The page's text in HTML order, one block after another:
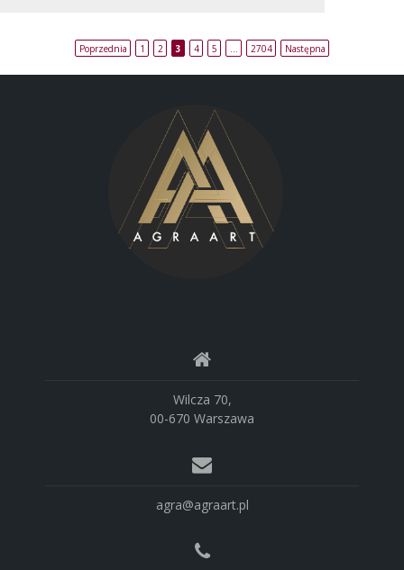
Poprzednia 1 2 3 4 5 2704 Następna
Wilcza 70,
00-670 Warszawa
agra@agraart.pl